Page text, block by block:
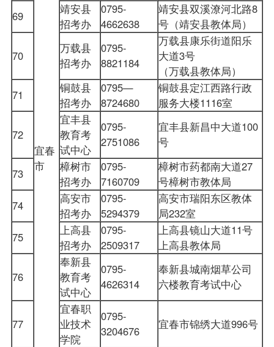
宜春
市
69
靖安县
招考办
0795-
4662638
靖安县双溪潦河北路8
号（靖安县教体局）
70
万载县
招考办
0795-
8821184
万载县康乐街道阳乐
大道3号
（万载县教体局）
71
铜鼓县
招考办
0795—
8724680
铜鼓县定江西路行政
服务大楼1116室
72
宜丰县
教育考
试中心
0795-
2751086
宜丰县新昌中大道100
号
73
樟树市
招考办
0795-
7160709
樟树市药都南大道27
号樟树市教体局
74
高安市
招考办
0795-
5294379
高安市瑞阳东区教体
局232室
75
上高县
招考办
0795-
2509317
上高县镜山大道11号
上高县教体局
76
奉新县
教育考
试中心
0795-
4626314
奉新县城南烟草公司
六楼教育考试中心
77
宜春职
业技术
学院
0795-
3204676
宜春市锦绣大道996号